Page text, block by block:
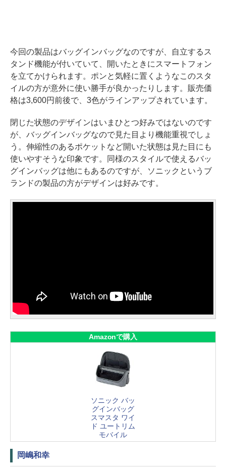
今回の製品はバッグインバッグなのですが、自立するス
タンド機能が付いていて、開いたときにスマートフォン
を立てかけられます。ポンと気軽に置くようなこのスタ
イルの方が意外に使い勝手が良かったりします。販売価
格は3,600円前後で、3色がラインアップされています。
閉じた状態のデザインはいまひとつ好みではないのです
が、バッグインバッグなので見た目より機能重視でしょ
う。伸縮性のあるポケットなど開いた状態は見た目にも
使いやすそうな印象です。同様のスタイルで使えるバッ
グインバッグは他にもあるのですが、ソニックというブ
ランドの製品の方がデザインは好みです。
Amazonで購入
ソニック バッ
グインバッグ
スマスタ ワイ
ド ユートリム
モバイル
岡嶋和幸